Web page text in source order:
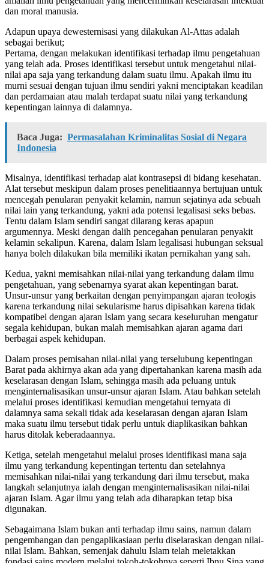
dan moral manusia.
Adapun upaya dewesternisasi yang dilakukan Al-Attas adalah
sebagai berikut;
Pertama, dengan melakukan identifikasi terhadap ilmu pengetahuan
yang telah ada. Proses identifikasi tersebut untuk mengetahui nilai-
nilai apa saja yang terkandung dalam suatu ilmu. Apakah ilmu itu
murni sesuai dengan tujuan ilmu sendiri yakni menciptakan keadilan
dan perdamaian atau malah terdapat suatu nilai yang terkandung
kepentingan lainnya di dalamnya.
Baca Juga: Permasalahan Kriminalitas Sosial di Negara
Indonesia
Misalnya, identifikasi terhadap alat kontrasepsi di bidang kesehatan.
Alat tersebut meskipun dalam proses penelitiaannya bertujuan untuk
mencegah penularan penyakit kelamin, namun sejatinya ada sebuah
nilai lain yang terkandung, yakni ada potensi legalisasi seks bebas.
Tentu dalam Islam sendiri sangat dilarang keras apapun
argumennya. Meski dengan dalih pencegahan penularan penyakit
kelamin sekalipun. Karena, dalam Islam legalisasi hubungan seksual
hanya boleh dilakukan bila memiliki ikatan pernikahan yang sah.
Kedua, yakni memisahkan nilai-nilai yang terkandung dalam ilmu
pengetahuan, yang sebenarnya syarat akan kepentingan barat.
Unsur-unsur yang berkaitan dengan penyimpangan ajaran teologis
karena terkandung nilai sekularisme harus dipisahkan karena tidak
kompatibel dengan ajaran Islam yang secara keseluruhan mengatur
segala kehidupan, bukan malah memisahkan ajaran agama dari
berbagai aspek kehidupan.
Dalam proses pemisahan nilai-nilai yang terselubung kepentingan
Barat pada akhirnya akan ada yang dipertahankan karena masih ada
keselarasan dengan Islam, sehingga masih ada peluang untuk
menginternalisasikan unsur-unsur ajaran Islam. Atau bahkan setelah
melalui proses identifikasi kemudian mengetahui ternyata di
dalamnya sama sekali tidak ada keselarasan dengan ajaran Islam
maka suatu ilmu tersebut tidak perlu untuk diaplikasikan bahkan
harus ditolak keberadaannya.
Ketiga, setelah mengetahui melalui proses identifikasi mana saja
ilmu yang terkandung kepentingan tertentu dan setelahnya
memisahkan nilai-nilai yang terkandung dari ilmu tersebut, maka
langkah selanjutnya ialah dengan menginternalisasikan nilai-nilai
ajaran Islam. Agar ilmu yang telah ada diharapkan tetap bisa
digunakan.
Sebagaimana Islam bukan anti terhadap ilmu sains, namun dalam
pengembangan dan pengaplikasiaan perlu diselaraskan dengan nilai-
nilai Islam. Bahkan, semenjak dahulu Islam telah meletakkan